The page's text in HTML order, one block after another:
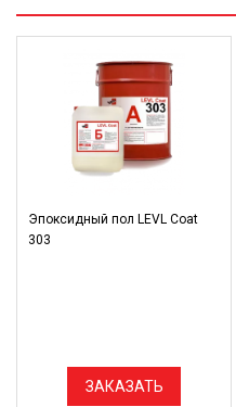
Эпоксидный пол LEVL Coat
303
ЗАКАЗАТЬ